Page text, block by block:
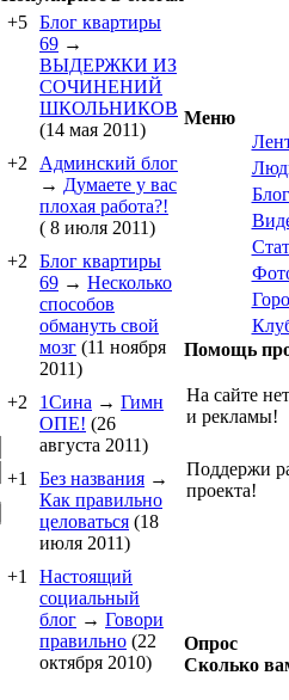
+5 Блог квартиры
69 →
ВЫДЕРЖКИ ИЗ
СОЧИНЕНИЙ
ШКОЛЬНИКОВ
(14 мая 2011)
+2
Админский блог
→ Думаете у вас
плохая работа?!
( 8 июля 2011)
+2
Блог квартиры
69 → Несколько
способов
обмануть свой
мозг (11 ноября
2011)
+2
1Cина → Гимн
ОПЕ! (26
августа 2011)
+1
Без названия →
Как правильно
целоваться (18
июля 2011)
+1
Настоящий
социальный
блог → Говори
правильно (22
октября 2010)
Меню
Помощь
На сайте
и рекламы!
Поддержи
проекта!
Опрос
Сколько